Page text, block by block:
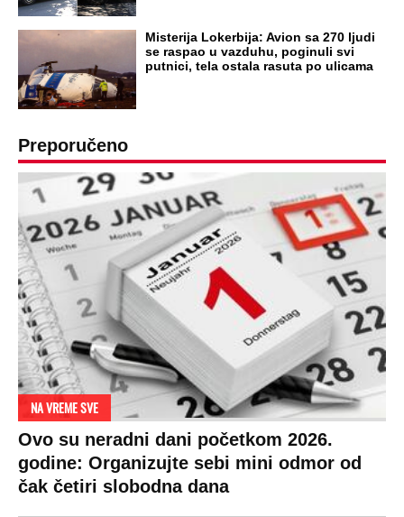
Misterija Lokerbija: Avion sa 270 ljudi
se raspao u vazduhu, poginuli svi
putnici, tela ostala rasuta po ulicama
Preporučeno
NA VREME SVE
Ovo su neradni dani početkom 2026.
godine: Organizujte sebi mini odmor od
čak četiri slobodna dana